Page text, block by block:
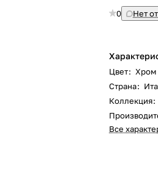
0 Нет
Цвет: Хром
Страна:
Коллекция:
Все